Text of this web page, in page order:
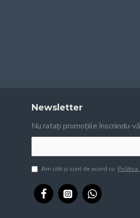
Newsletter
Nu ratați promoțiile înscriindu-
Am citit şi sunt de acord cu Politica